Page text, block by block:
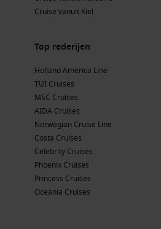
Cruise vanuit Kiel
Top rederijen
Holland America Line
TUI Cruises
MSC Cruises
AIDA Cruises
Norwegian Cruise Line
Costa Cruises
Celebrity Cruises
Phoenix Cruises
Princess Cruises
Oceania Cruises